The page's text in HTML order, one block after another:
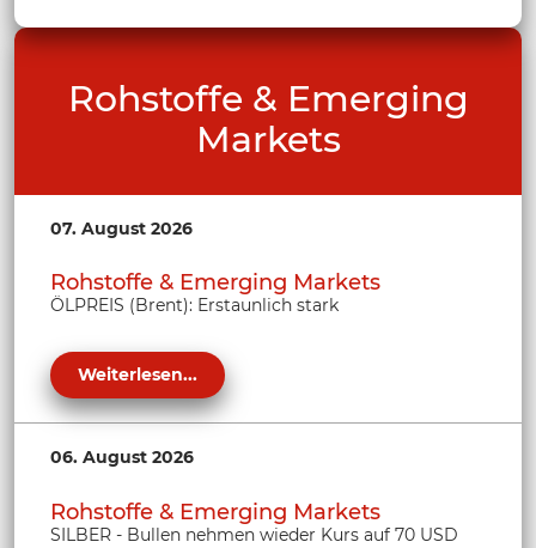
Rohstoffe & Emerging
Markets
07. August 2026
Rohstoffe & Emerging Markets
ÖLPREIS (Brent): Erstaunlich stark
Weiterlesen...
06. August 2026
Rohstoffe & Emerging Markets
SILBER - Bullen nehmen wieder Kurs auf 70 USD